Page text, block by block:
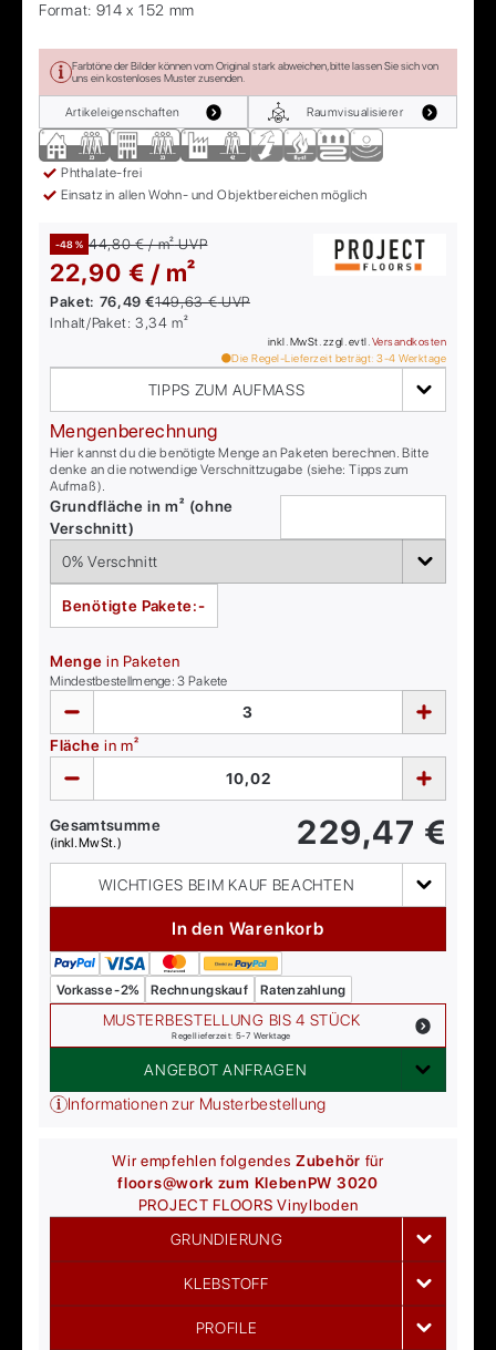
Format: 914 x 152 mm
Farbtöne der Bilder können vom Original stark abweichen, bitte lassen Sie sich von
uns ein kostenloses Muster zusenden.
Artikeleigenschaften Raumvisualisierer
Phthalate-frei
Einsatz in allen Wohn- und Objektbereichen möglich
-48 % 44,80 € / m²UVP
22,90 € / m²
Paket: 76,49 €149,63 €UVP
Inhalt/Paket:3,34 m²
inkl. MwSt. zzgl. evtl. Versandkosten
Die Regel-Lieferzeit beträgt: 3-4 Werktage
TIPPS ZUM AUFMASS
Mengenberechnung
Hier kannst du die benötigte Menge an Paketen berechnen. Bitte
denke an die notwendige Verschnittzugabe (siehe: Tipps zum
Aufmaß).
Grundfläche in m² (ohne
Verschnitt)
Benötigte Pakete:-
Menge in Paketen
Mindestbestellmenge:3 Pakete
Fläche in m²
Gesamtsumme
(inkl. MwSt.) 229,47 €
WICHTIGES BEIM KAUF BEACHTEN
In den Warenkorb
Vorkasse -2% Rechnungskauf Ratenzahlung
MUSTERBESTELLUNG BIS 4 STÜCK
Regellieferzeit: 5-7 Werktage
ANGEBOT ANFRAGEN
Informationen zur Musterbestellung
Wir empfehlen folgendesZubehör für
floors@work zum KlebenPW 3020
PROJECT FLOORS Vinylboden
GRUNDIERUNG
KLEBSTOFF
PROFILE